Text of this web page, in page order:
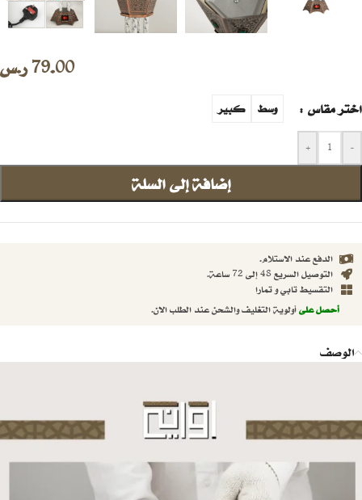
79.00 ر.س
اختر مقاس وسط كبير
-
+
إضافة إلى السلة
الدفع عند الاستلام.
التوصيل السريع 48 إلى 72 ساعة.
التقسيط تابي و تمارا
أحصل علىأولوية التغليف والشحن عند الطلب الان.
الوصف